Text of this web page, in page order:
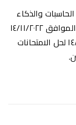
والذكاء
الاصطناعي من الساعة ١٢ صباحاً يوم الاثنين الموافق ١٤/١١/٢٠٢٢
حتي الساعة ١١.٥٩ مساءً يوم الاثنين ١٤/١١/٢٠٢٢ لحل الامتحانات